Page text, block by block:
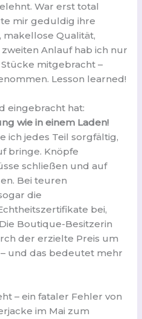
War erst total
mir geduldig ihre
makellose Qualität,
Anlauf hab ich nur
mitgebracht –
Lesson learned!
eingebracht hat:
wie in einem Laden!
ich jedes Teil sorgfältig,
bringe. Knöpfe
schließen und auf
Bei teuren
die
bei,
Boutique-Besitzerin
der erzielte Preis um
und das bedeutet mehr
– ein fataler Fehler von
im Mai zum